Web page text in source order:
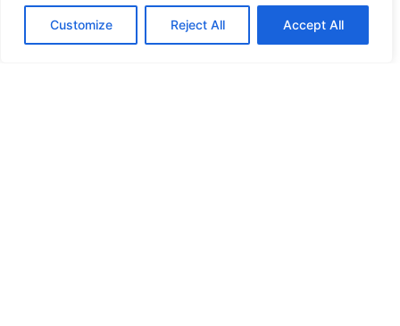
Customize Reject All Accept All
February 26, 2024